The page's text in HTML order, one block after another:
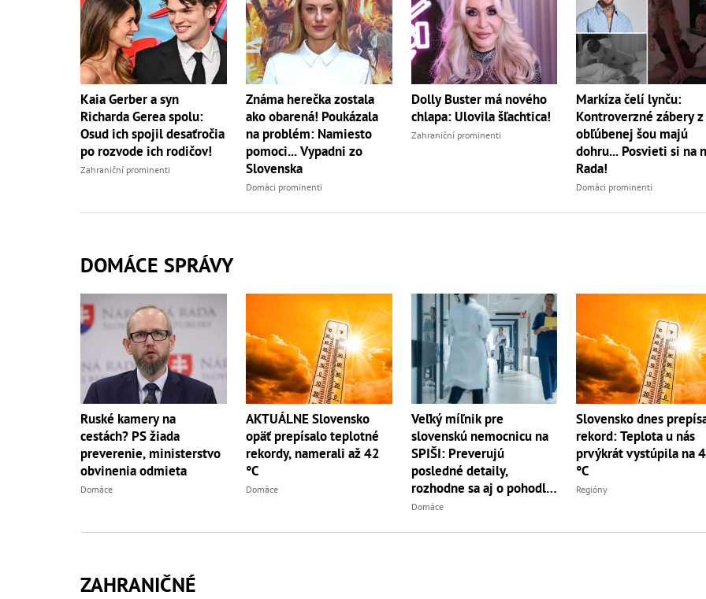
Kaia Gerber a syn
Richarda Gerea spolu:
Osud ich spojil desaťročia
po rozvode ich rodičov!
Zahraniční prominenti
Známa herečka zostala
ako obarená! Poukázala
na problém: Namiesto
pomoci... Vypadni zo
Slovenska
Domáci prominenti
Dolly Buster má nového
chlapa: Ulovila šľachtica!
Zahraniční prominenti
Markíza čelí lynču:
Kontroverzné zábery z
obľúbenej šou majú
dohru... Posvieti si na
Rada!
Domáci prominenti
DOMÁCE SPRÁVY
Ruské kamery na
cestách? PS žiada
preverenie, ministerstvo
obvinenia odmieta
Domáce
AKTUÁLNE Slovensko
opäť prepísalo teplotné
rekordy, namerali až 42
°C
Domáce
Veľký míľnik pre
slovenskú nemocnicu na
SPIŠI: Preverujú
posledné detaily,
rozhodne sa aj o pohodlí
pacientiek
Domáce
Slovensko dnes
rekord: Teplota u nás
prvýkrát vystúpila na
°C
Regióny
ZAHRANIČNÉ